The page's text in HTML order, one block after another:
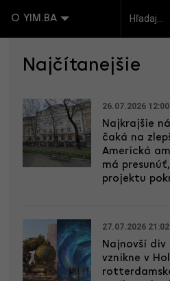
O YIM.BA
Najčítanejšie
26.07.2026 12:00
Najkrajšie
čaká na
Americká
má
projektu
27.07.2026 21:02
Najnovší div
vznikne v